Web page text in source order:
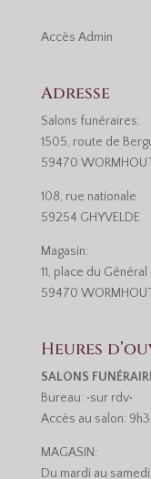
Accès Admin
Adresse
Salons funéraires:
1505, route de
59470
108, rue nationale
59254 GHYVELDE
Magasin:
11, place du
59470
Heures
SALONS
Bureau: •sur rdv•
Accès au salon:
MAGASIN:
Du mardi au samedi: